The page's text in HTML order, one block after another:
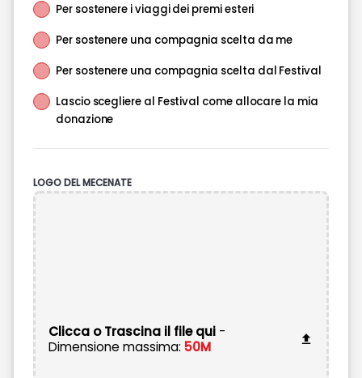
Per sostenere i viaggi dei premi esteri
Per sostenere una compagnia scelta da me
Per sostenere una compagnia scelta dal Festival
Lascio scegliere al Festival come allocare la mia
donazione
LOGO DEL MECENATE
Clicca o Trascina il file qui -
Dimensione massima: 50M